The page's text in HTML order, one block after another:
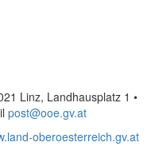
Linz, Landhausplatz 1 •
post@ooe.gv.at
oberoesterreich.gv.at